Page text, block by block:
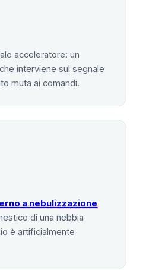
acceleratore: un
interviene sul segnale
muta ai comandi.
a nebulizzazione
di una nebbia
è artificialmente